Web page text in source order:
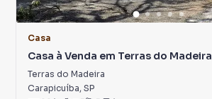
Casa
Casa à Venda em Terras do Madeira
Terras do Madeira
Carapicuíba, SP